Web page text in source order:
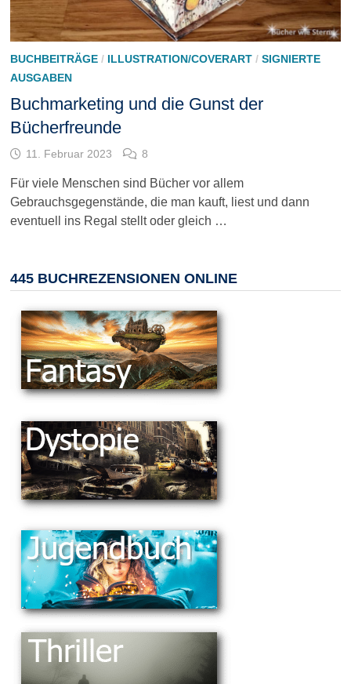
BUCHBEITRÄGE/ ILLUSTRATION/COVERART/ SIGNIERTE
AUSGABEN
Buchmarketing und die Gunst der
Bücherfreunde
11. Februar 2023 8
Für viele Menschen sind Bücher vor allem
Gebrauchsgegenstände, die man kauft, liest und dann
eventuell ins Regal stellt oder gleich …
445 BUCHREZENSIONEN ONLINE